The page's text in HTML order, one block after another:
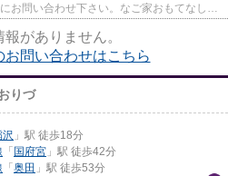
お問い合わせ下さい。なご家おもてなし不
がありません。
問い合わせはこちら
りづ
沢 」駅 徒歩18分
「 国府宮 」駅 徒歩42分
「 奥田 」駅 徒歩53分